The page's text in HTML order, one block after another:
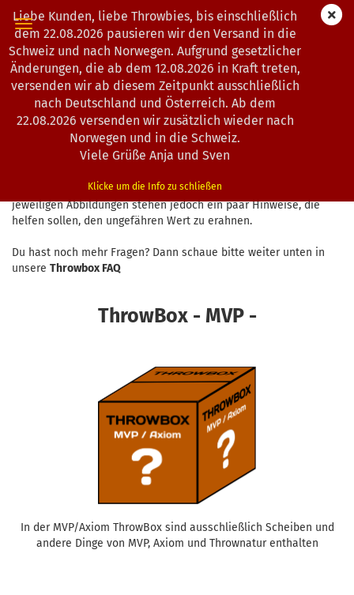
Liebe Kunden, liebe Throwbies, bis einschließlich
dem 22.08.2026 pausieren wir den Versand in die
Schweiz und nach Norwegen. Aufgrund gesetzlicher
Änderungen, die ab dem 12.08.2026 in Kraft treten,
versenden wir ab diesem Zeitpunkt ausschließlich
nach Deutschland und Österreich. Ab dem
22.08.2026 versenden wir zusätzlich wieder nach
Norwegen und in die Schweiz.
Viele Grüße Anja und Sven
Klicke um die Info zu schließen
Thrownatur Mystery ThrowBox
Was ist die Throwbox?
Bei der Throwbox handelt es sich um eine Überraschungsbox
was genau, ist ein Geheimnis und wird nicht verraten. Unter den
jeweiligen Abbildungen stehen jedoch ein paar Hinweise, die
helfen sollen, den ungefähren Wert zu erahnen.
Du hast noch mehr Fragen? Dann schaue bitte weiter unten in
unsere Throwbox FAQ
ThrowBox - MVP -
In der MVP/Axiom ThrowBox sind ausschließlich Scheiben und
andere Dinge von MVP, Axiom und Thrownatur enthalten